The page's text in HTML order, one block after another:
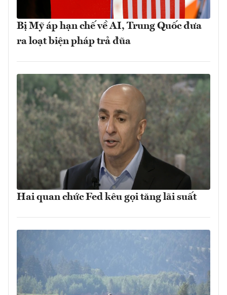
Bị Mỹ áp hạn chế về AI, Trung Quốc đưa
ra loạt biện pháp trả đũa
Hai quan chức Fed kêu gọi tăng lãi suất